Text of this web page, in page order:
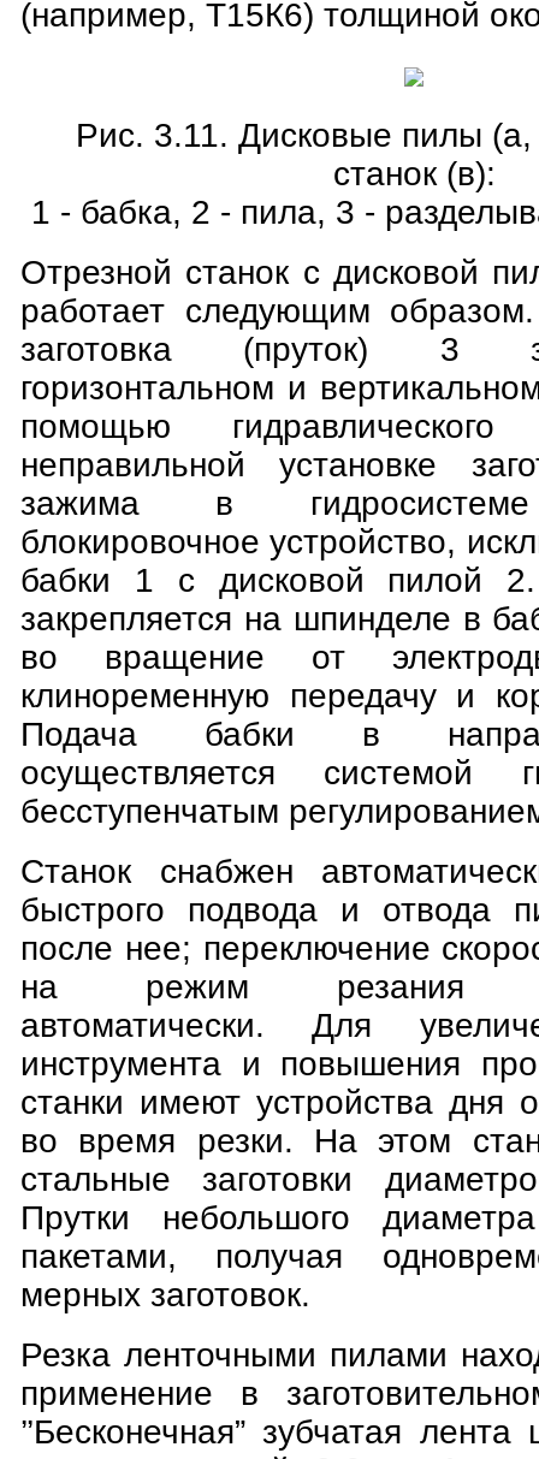
(например, Т15К6) толщиной
Рис. 3.11. Дисковые пилы (а,
станок (в):
1 - бабка, 2 - пила, 3 -
Отрезной станок с дисковой
работает следующим
заготовка (пруток) 3
горизонтальном и
помощью
неправильной установке
зажима в гидросистеме
блокировочное устройство,
бабки 1 с дисковой пилой
закрепляется на шпинделе в
во вращение от
клиноременную передачу и
Подача бабки в
осуществляется системой
бесступенчатым
Станок снабжен
быстрого подвода и отвода
после нее; переключение
на режим резания
автоматически. Для
инструмента и повышения
станки имеют устройства дня
во время резки. На этом
стальные заготовки
Прутки небольшого
пакетами, получая
мерных заготовок.
Резка ленточными пилами
применение в
’’Бесконечная” зубчатая